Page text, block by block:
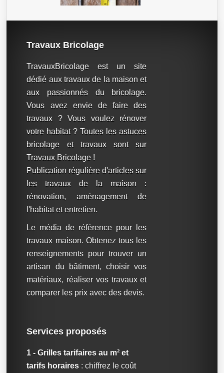
Travaux Bricolage
TravauxBricolage est un site
dédié aux travaux de la maison et
aux passionnés du bricolage.
Vous avez envie de faire des
travaux ? Vous voulez rénover
votre habitat ? Toutes les astuces
bricolage et travaux sont sur
Travaux Bricolage !
Publication régulière d'articles sur
les travaux de la maison :
rénovation, aménagement de
l'habitat et entretien.
Le média de référence pour les
travaux maison. Obtenez tous les
renseignements pour trouver un
artisan du bâtiment, choisir vos
matériaux, réaliser vos travaux et
comparer les prix avec des devis.
Services proposés
1 - Grilles tarifaires au m² et
tarifs horaires : chiffrez le coût